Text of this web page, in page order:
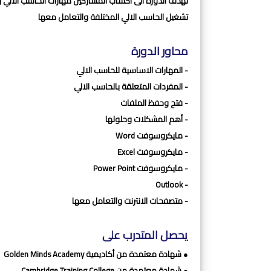
تشغيل الحاسب الالي المختلفة والتعامل معها
محاور الدورة
- المهارات الاساسية للحاسب الالي
- المفردات المتعلقة بالحاسب الالي
- فتح وحفظ الملفات
- أهم المشكلات وحلولها
- مايكروسوفت Word
- مايكروسوفت Excel
- مايكروسوفت Power Point
- Outlook
- متصفحات الانترنت والتعامل معها
يحصل المتدرب على
● شهادة معتمدة من أكاديمية Golden Minds Academy